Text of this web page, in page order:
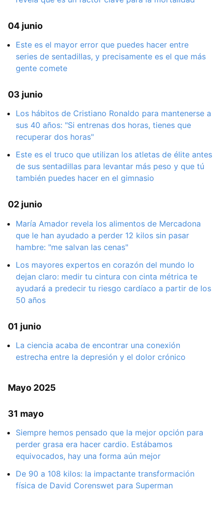
04 junio
Este es el mayor error que puedes hacer entre
series de sentadillas, y precisamente es el que más
gente comete
03 junio
Los hábitos de Cristiano Ronaldo para mantenerse a
sus 40 años: "Si entrenas dos horas, tienes que
recuperar dos horas"
Este es el truco que utilizan los atletas de élite antes
de sus sentadillas para levantar más peso y que tú
también puedes hacer en el gimnasio
02 junio
María Amador revela los alimentos de Mercadona
que le han ayudado a perder 12 kilos sin pasar
hambre: "me salvan las cenas"
Los mayores expertos en corazón del mundo lo
dejan claro: medir tu cintura con cinta métrica te
ayudará a predecir tu riesgo cardíaco a partir de los
50 años
01 junio
La ciencia acaba de encontrar una conexión
estrecha entre la depresión y el dolor crónico
Mayo 2025
31 mayo
Siempre hemos pensado que la mejor opción para
perder grasa era hacer cardio. Estábamos
equivocados, hay una forma aún mejor
De 90 a 108 kilos: la impactante transformación
física de David Corenswet para Superman